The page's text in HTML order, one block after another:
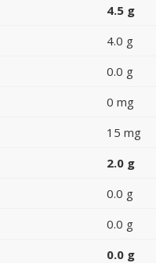
4.5 g
4.0 g
0.0 g
0 mg
15 mg
2.0 g
0.0 g
0.0 g
0.0 g